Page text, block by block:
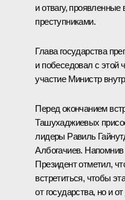
и отвагу,
преступниками.
Глава государства
и побеседовал с этой
участие Министр
Перед окончанием
Ташухаджиевых
лидеры Равиль
Албогачиев.
Президент отметил,
встретиться, чтобы
от государства, но и